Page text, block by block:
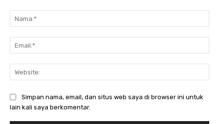
Simpan nama, email, dan situs web saya di browser ini untuk
lain kali saya berkomentar.